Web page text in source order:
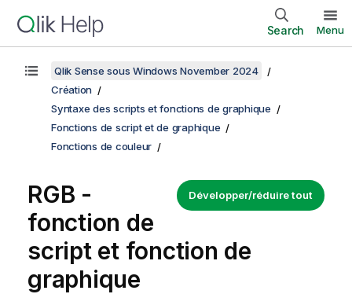
Search Menu
Qlik Sense sous Windows November 2024
Création
Syntaxe des scripts et fonctions de graphique
Fonctions de script et de graphique
Fonctions de couleur
Développer/réduire tout
RGB -
fonction de
script et fonction de
graphique